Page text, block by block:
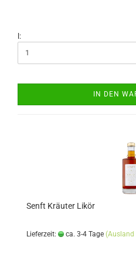
l:
IN DEN
Senft Kräuter Likör
Lieferzeit: ca. 3-4 Tage (Ausland